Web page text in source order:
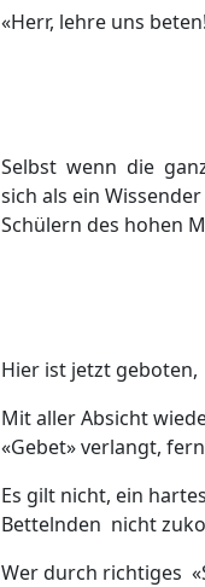
«Herr, lehre uns
Selbst wenn die
sich als ein
Schülern des hohen
Hier ist jetzt
Mit aller Absicht
«Gebet» verlangt,
Es gilt nicht, ein
Bettelnden nicht
Wer durch richtiges